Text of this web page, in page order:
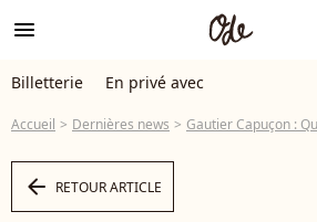
menu
Billetterie En privé avec
Accueil Dernières news Gautier Capuçon : Quitter sa
arrow_left RETOUR ARTICLE